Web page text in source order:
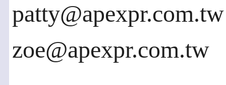
patty@apexpr.com.tw
zoe@apexpr.com.tw